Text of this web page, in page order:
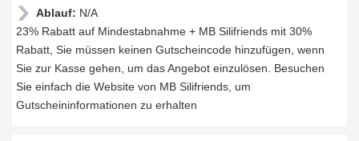
Ablauf: N/A
23% Rabatt auf Mindestabnahme + MB Silifriends mit 30%
Rabatt, Sie müssen keinen Gutscheincode hinzufügen, wenn
Sie zur Kasse gehen, um das Angebot einzulösen. Besuchen
Sie einfach die Website von MB Silifriends, um
Gutscheininformationen zu erhalten